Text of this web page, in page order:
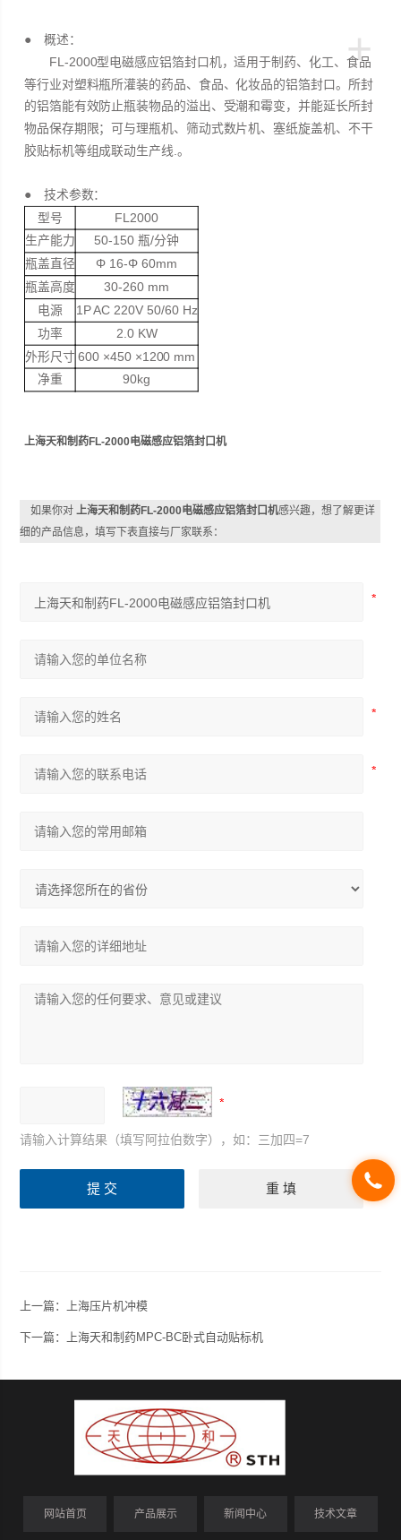
+
● 概述：
FL-2000型电磁感应铝箔封口机，适用于制药、化工、食品
等行业对塑料瓶所灌装的药品、食品、化妆品的铝箔封口。所封
的铝箔能有效防止瓶装物品的溢出、受潮和霉变，并能延长所封
物品保存期限；可与理瓶机、筛动式数片机、塞纸旋盖机、不干
胶贴标机等组成联动生产线.。
● 技术参数：
型号 FL2000
生产能力 50-150 瓶/分钟
瓶盖直径
Φ 16-Φ 60mm
瓶盖高度
30-260 mm
电源 1P AC 220V 50/60 Hz
功率 2.0 KW
外形尺寸 600 ×450 ×1200 mm
净重 90kg
上海天和制药FL-2000电磁感应铝箔封口机
如果你对上海天和制药FL-2000电磁感应铝箔封口机感兴趣，想了解更详
细的产品信息，填写下表直接与厂家联系：
请输入计算结果（填写阿拉伯数字），如：三加四=7
上一篇： 上海压片机冲模
下一篇： 上海天和制药MPC-BC卧式自动贴标机
网站首页 产品展示 新闻中心 技术文章